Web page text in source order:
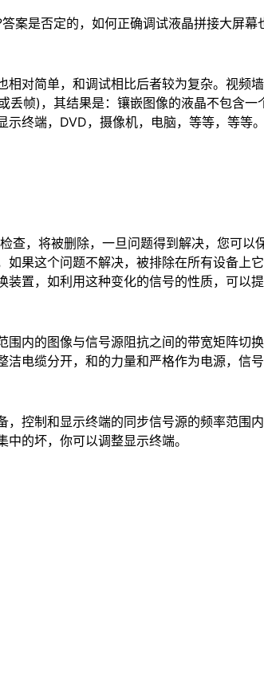
案是否定的，如何正确调试液晶拼接大屏幕
对简单，和调试相比后者较为复杂。视
帧)，其结果是：镶嵌图像的液晶不包含
终端，DVD，摄像机，电脑，等等，等等。
查，将被删除，一旦问题得到解决，您可
果这个问题不解决，被排除在所有设备
置，如利用这种变化的信号的性质，可以
内的图像与信号源阻抗之间的带宽矩阵切
电缆分开，和的力量和严格作为电源，信
控制和显示终端的同步信号源的频率范
的坏，你可以调整显示终端。